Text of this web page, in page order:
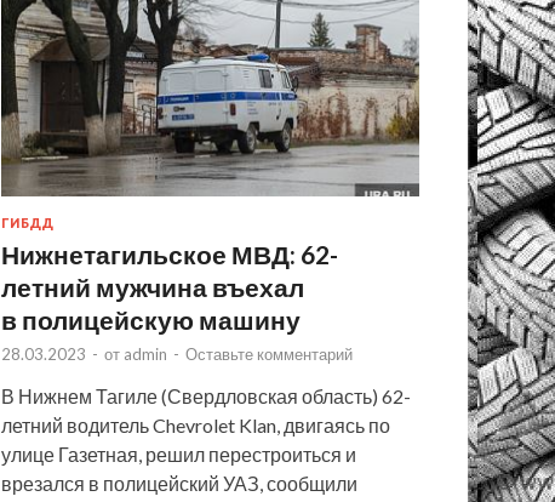
ГИБДД
Нижнетагильское МВД: 62-
летний мужчина въехал
в полицейскую машину
28.03.2023 - от admin - Оставьте комментарий
В Нижнем Тагиле (Свердловская область) 62-
летний водитель Chevrolet Klan, двигаясь по
улице Газетная, решил перестроиться и
врезался в полицейский УАЗ, сообщили